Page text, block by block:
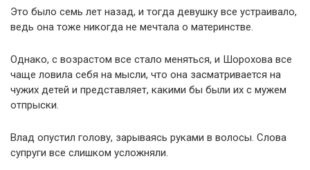
Это было семь лет назад, и тогда девушку все устраивало,
ведь она тоже никогда не мечтала о материнстве.
Однако, с возрастом все стало меняться, и Шорохова все
чаще ловила себя на мысли, что она засматривается на
чужих детей и представляет, какими бы были их с мужем
отпрыски.
Влад опустил голову, зарываясь руками в волосы. Слова
супруги все слишком усложняли.